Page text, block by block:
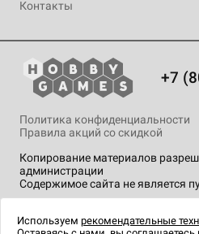
Контакты
+7
Копирование материалов
администрации
Содержимое сайта не является
Политика конфиденциальности
Правила акций со скидкой
технологии .
Используем рекомендательные